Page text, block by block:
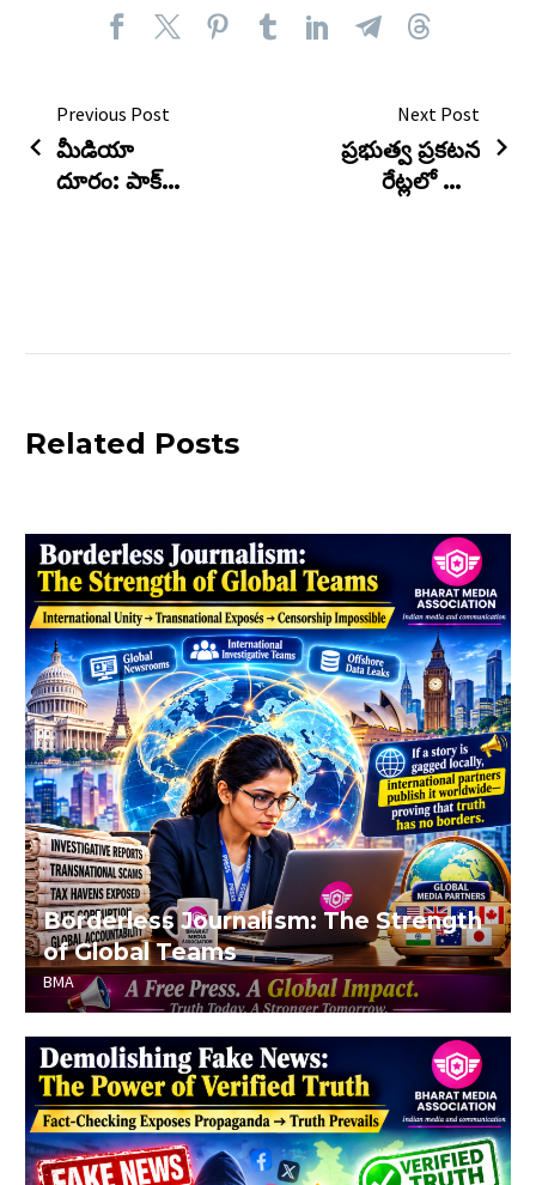
Previous Post
మీడియా
దూరం: పాక్
Next Post
ప్రభుత్వ ప్రకటన
రేట్లలో భారీ
Related Posts
Borderless Journalism: The Strength
of Global Teams
BMA